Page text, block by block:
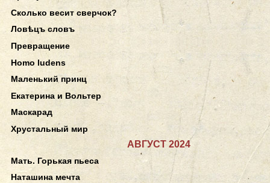
Сколько весит сверчок?
Ловѣцъ словъ
Превращение
Homo ludens
Маленький принц
Екатерина и Вольтер
Маскарад
Хрустальный мир
АВГУСТ 2024
Мать. Горькая пьеса
Наташина мечта